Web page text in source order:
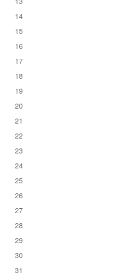
14
15
16
17
18
19
20
21
22
23
24
25
26
27
28
29
30
31